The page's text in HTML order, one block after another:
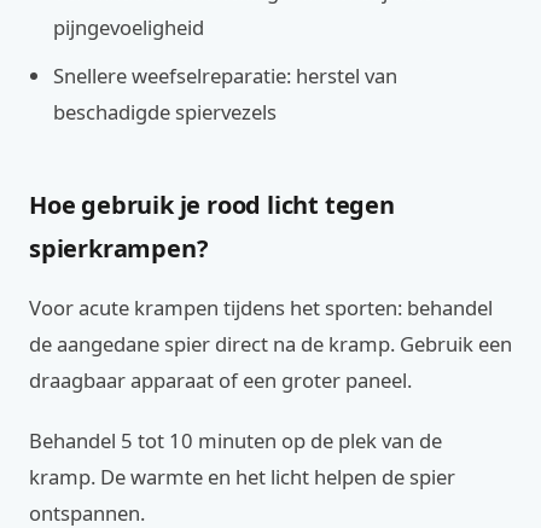
pijngevoeligheid
Snellere weefselreparatie: herstel van
beschadigde spiervezels
Hoe gebruik je rood licht tegen
spierkrampen?
Voor acute krampen tijdens het sporten: behandel
de aangedane spier direct na de kramp. Gebruik een
draagbaar apparaat of een groter paneel.
Behandel 5 tot 10 minuten op de plek van de
kramp. De warmte en het licht helpen de spier
ontspannen.